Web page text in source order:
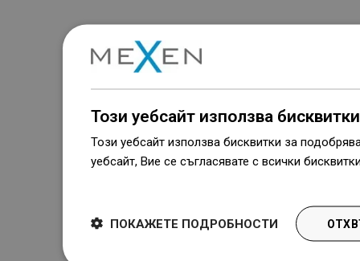
Този уебсайт използва бисквитки
Този уебсайт използва бисквитки за
уебсайт, Вие се съгласявате с всички
ПОКАЖЕТЕ ПОДРОБНОСТИ